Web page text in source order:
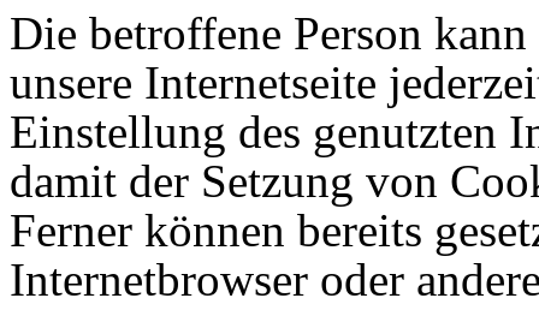
Die betroffene Person
unsere Internetseite
Einstellung des genutzten
damit der Setzung von
Ferner können bereits
Internetbrowser oder